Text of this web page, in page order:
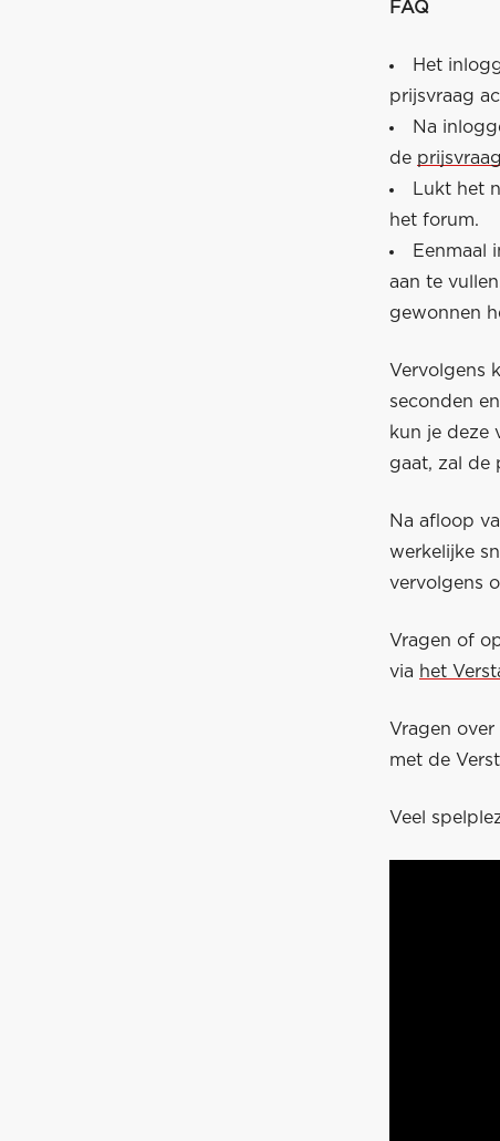
FAQ
Het
prijsvraag
Na
de
Lukt het
het forum.
Eenmaal
aan te
gewonnen
Vervolgens
seconden
kun je deze
gaat, zal de
Na afloop
werkelijke
vervolgens
Vragen of
via het
Vragen over
met de
Veel